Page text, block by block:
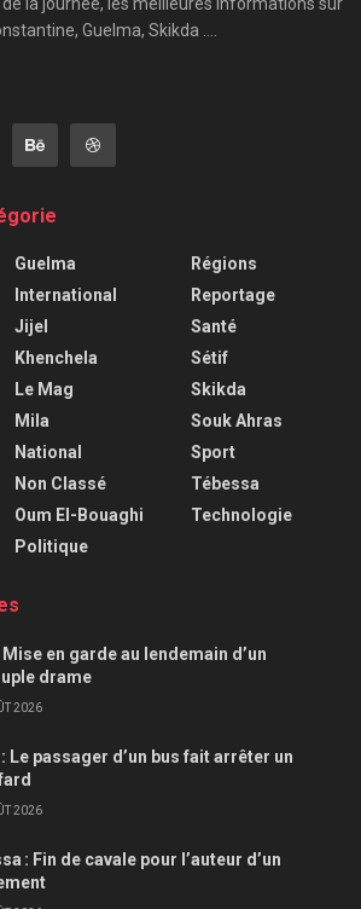
Guelma, Skikda ....
Guelma
International
Jijel
Khenchela
Le Mag
Mila
National
Non Classé
Oum El-Bouaghi
Politique
Régions
Reportage
Santé
Sétif
Skikda
Souk Ahras
Sport
Tébessa
Technologie
en garde au lendemain d’un
drame
2026
: Le passager d’un bus fait arrêter un
2026
: Fin de cavale pour l’auteur d’un